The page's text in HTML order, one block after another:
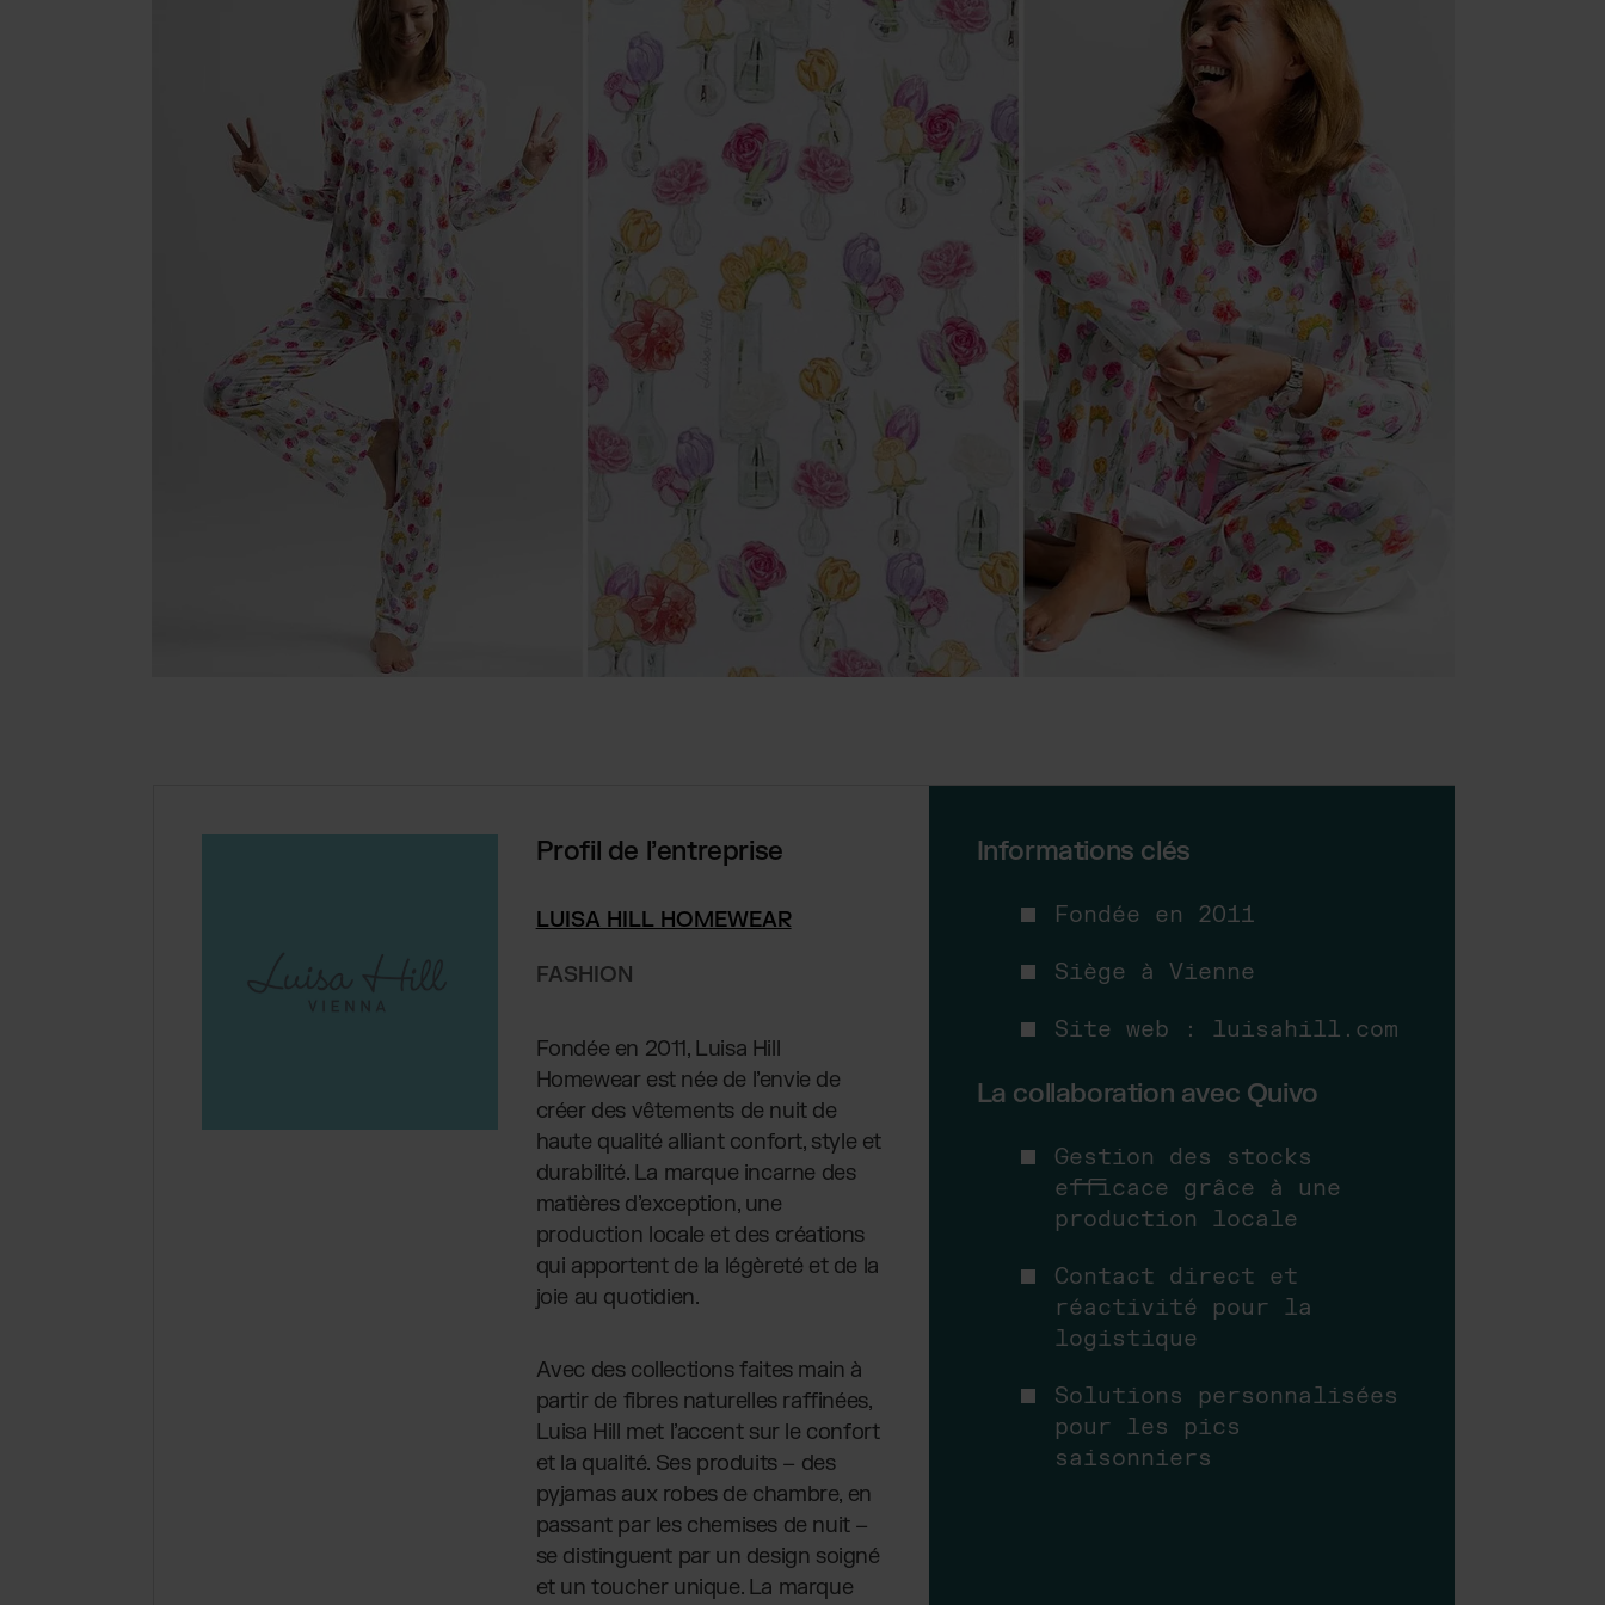
Cosmétiques et bien-être
Bijoux et accessoires
Compléments alimentaires
Mode & Lifestyle
PlentyONE Fulfillment
Magento Fulfillment (Adobe Commerce)
Shopware Fulfillment
Strato Fulfillment
PrestaShop Fulfillment
Toutes les intégrations
Profil de l’entreprise
LUISA HILL HOMEWEAR
FASHION
Fondée en 2011, Luisa Hill
Homewear est née de l’envie de
créer des vêtements de nuit de
haute qualité alliant confort, style et
durabilité. La marque incarne des
matières d’exception, une
production locale et des créations
qui apportent de la légèreté et de la
joie au quotidien.
Avec des collections faites main à
partir de fibres naturelles raffinées,
Luisa Hill met l’accent sur le confort
et la qualité. Ses produits – des
pyjamas aux robes de chambre, en
passant par les chemises de nuit –
se distinguent par un design soigné
et un toucher unique. La marque
Informations clés
Fondée en 2011
Siège à Vienne
Site web : luisahill.com
La collaboration avec Quivo
Gestion des stocks
efficace grâce à une
production locale
Contact direct et
réactivité pour la
logistique
Solutions personnalisées
pour les pics
saisonniers